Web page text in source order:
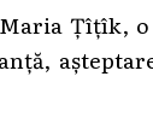
Țîțîk,